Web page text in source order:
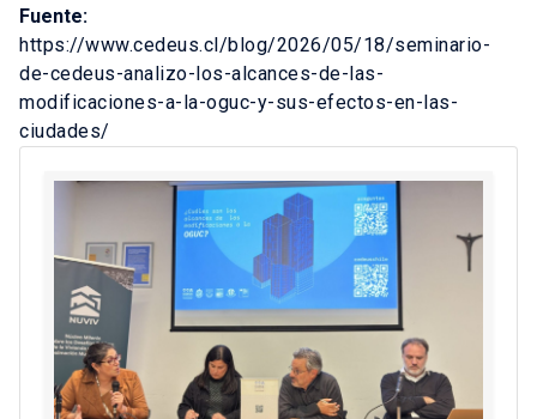
Fuente:
https://www.cedeus.cl/blog/2026/05/18/seminario-
de-cedeus-analizo-los-alcances-de-las-
modificaciones-a-la-oguc-y-sus-efectos-en-las-
ciudades/